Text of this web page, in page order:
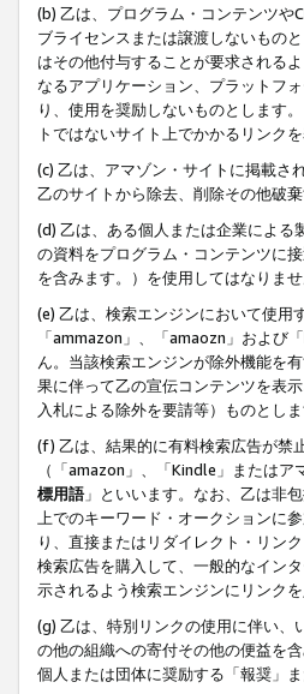
(b) 乙は、プログラム・コンテンツや
ブライセンスまたは譲渡しないもの
はその他付与することが要求される
なるアプリケーション、プラットフ
り、使用を奨励しないものとします
トではないサイト上でかかるリンク
(c) 乙は、アマゾン・サイトに掲載さ
乙のサイトから除去、削除その他破棄
(d) 乙は、ある個人または企業による
の資料をプログラム・コンテンツに
を含みます。）を使用してはなりま
(e) 乙は、検索エンジンにおいて使用
「ammazon」、「amaozn」および
ん。当該検索エンジンが除外機能を
果に伴って乙の宣伝コンテンツを表
入札による除外を要請等）ものとしま
(f) 乙は、結果的に有料検索広告が禁
（「amazon」、「Kindle」または
標用語」といいます。なお、乙は非
上でのキーワード・オークションに
り、直接またはリダイレクト・リンク
検索広告を購入して、一般的なイン
示されるよう検索エンジンにリンク
(g) 乙は、特別リンクの使用に伴い、
の他の組織への寄付その他の便益を
個人または団体に奨励する「報奨」